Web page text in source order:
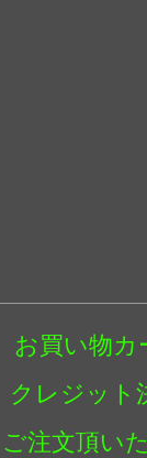
お買い物カ
クレジット
ご注文頂い